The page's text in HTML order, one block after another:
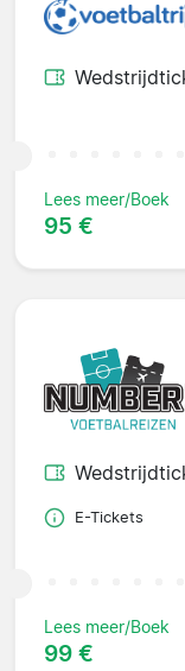
Lees meer/Boek
95 €
E-Tickets
Lees meer/Boek
99 €